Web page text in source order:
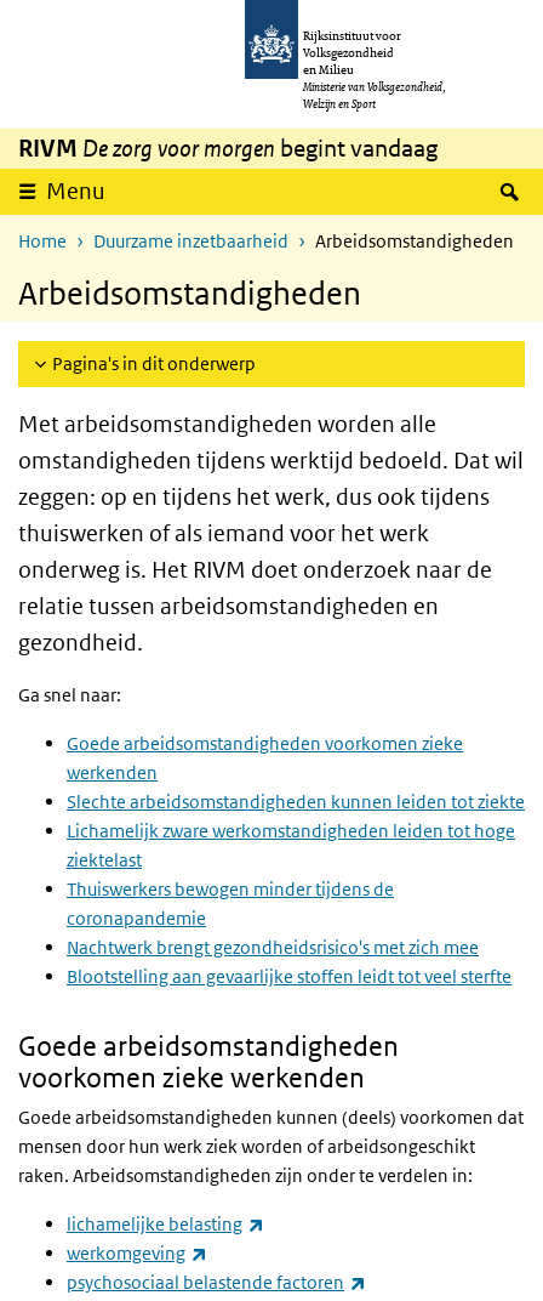
Overslaan en naar de inhoud gaan
Rijksinstituut voor
Volksgezondheid
en Milieu
Ministerie van Volksgezondheid,
Welzijn en Sport
RIVM De zorg voor morgen begint vandaag
Menu
Home Duurzame inzetbaarheid Arbeidsomstandigheden
Arbeidsomstandigheden
Pagina's in dit onderwerp
Met arbeidsomstandigheden worden alle
omstandigheden tijdens werktijd bedoeld. Dat wil
zeggen: op en tijdens het werk, dus ook tijdens
thuiswerken of als iemand voor het werk
onderweg is. Het RIVM doet onderzoek naar de
relatie tussen arbeidsomstandigheden en
gezondheid.
Ga snel naar:
Goede arbeidsomstandigheden voorkomen zieke
werkenden
Slechte arbeidsomstandigheden kunnen leiden tot ziekte
Lichamelijk zware werkomstandigheden leiden tot hoge
ziektelast
Thuiswerkers bewogen minder tijdens de
coronapandemie
Nachtwerk brengt gezondheidsrisico's met zich mee
Blootstelling aan gevaarlijke stoffen leidt tot veel sterfte
Goede arbeidsomstandigheden
voorkomen zieke werkenden
Goede arbeidsomstandigheden kunnen (deels) voorkomen dat
mensen door hun werk ziek worden of arbeidsongeschikt
raken. Arbeidsomstandigheden zijn onder te verdelen in:
lichamelijke belasting
werkomgeving
psychosociaal belastende factoren